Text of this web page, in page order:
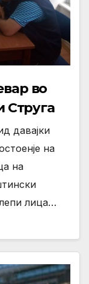
во
Струга
давајки
на
на
лица…